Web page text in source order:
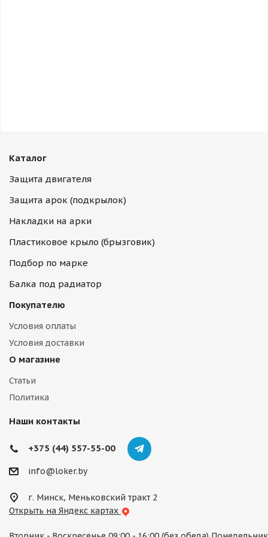
Каталог
Защита двигателя
Защита арок (подкрылок)
Накладки на арки
Пластиковое крыло (брызговик)
Подбор по марке
Балка под радиатор
Покупателю
Условия оплаты
Условия доставки
О магазине
Статьи
Политика
Наши контакты
+375 (44) 557-55-00
info@loker.by
г. Минск, Меньковский тракт 2
Открыть на Яндекс картах